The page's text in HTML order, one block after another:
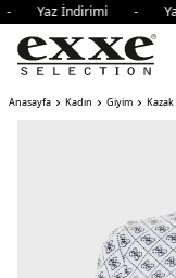
Yaz İndirimi -
Anasayfa Kadın Giyim Kazak